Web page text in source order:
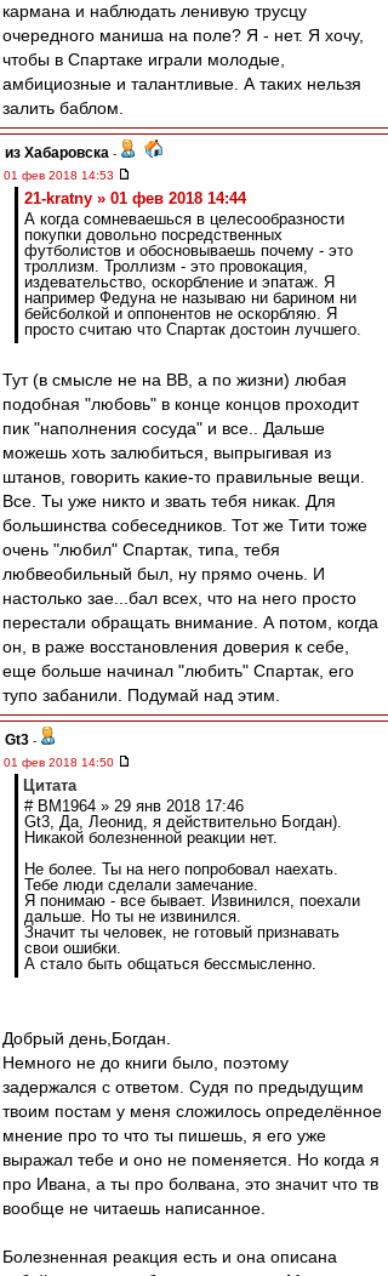
кармана и наблюдать ленивую трусцу
очередного маниша на поле? Я - нет. Я хочу,
чтобы в Спартаке играли молодые,
амбициозные и талантливые. А таких нельзя
залить баблом.
из Хабаровска -
01 фев 2018 14:53
21-kratny » 01 фев 2018 14:44
А когда сомневаешься в целесообразности
покупки довольно посредственных
футболистов и обосновываешь почему - это
троллизм. Троллизм - это провокация,
издевательство, оскорбление и эпатаж. Я
например Федуна не называю ни барином ни
бейсболкой и оппонентов не оскорбляю. Я
просто считаю что Спартак достоин лучшего.
Тут (в смысле не на ВВ, а по жизни) любая
подобная "любовь" в конце концов проходит
пик "наполнения сосуда" и все.. Дальше
можешь хоть залюбиться, выпрыгивая из
штанов, говорить какие-то правильные вещи.
Все. Ты уже никто и звать тебя никак. Для
большинства собеседников. Тот же Тити тоже
очень "любил" Спартак, типа, тебя
любвеобильный был, ну прямо очень. И
настолько зае...бал всех, что на него просто
перестали обращать внимание. А потом, когда
он, в раже восстановления доверия к себе,
еще больше начинал "любить" Спартак, его
тупо забанили. Подумай над этим.
Gt3 -
01 фев 2018 14:50
Цитата
# BM1964 » 29 янв 2018 17:46
Gt3, Да, Леонид, я действительно Богдан).
Никакой болезненной реакции нет.
Не более. Ты на него попробовал наехать.
Тебе люди сделали замечание.
Я понимаю - все бывает. Извинился, поехали
дальше. Но ты не извинился.
Значит ты человек, не готовый признавать
свои ошибки.
А стало быть общаться бессмысленно.
Добрый день,Богдан.
Немного не до книги было, поэтому
задержался с ответом. Судя по предыдущим
твоим постам у меня сложилось определённое
мнение про то что ты пишешь, я его уже
выражал тебе и оно не поменяется. Но когда я
про Ивана, а ты про болвана, это значит что тв
вообще не читаешь написанное.
Болезненная реакция есть и она описана